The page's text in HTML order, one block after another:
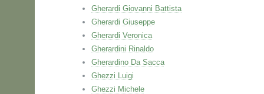
Gherardi Giovanni Battista
Gherardi Giuseppe
Gherardi Veronica
Gherardini Rinaldo
Gherardino Da Sacca
Ghezzi Luigi
Ghezzi Michele